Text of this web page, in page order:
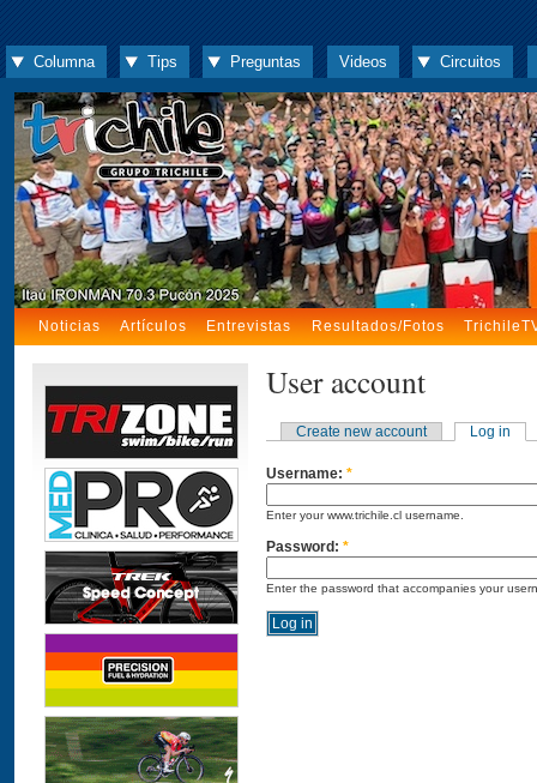
Columna Tips Preguntas Videos Circuitos
Noticias Artículos Entrevistas Resultados/Fotos
User account
Create new account Log in
Username: *
Enter your www.trichile.cl username.
Password: *
Enter the password that accompanies your